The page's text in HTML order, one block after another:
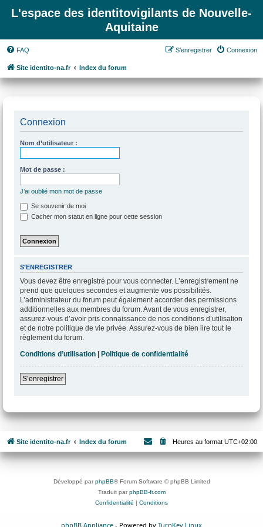
L'espace des identitovigilants de Nouvelle-
Aquitaine
FAQ Connexion
S’enregistrer
Site identito-na.fr Index du forum
Connexion
Nom d’utilisateur :
Mot de passe :
J’ai oublié mon mot de passe
Se souvenir de moi
Cacher mon statut en ligne pour cette session
S’ENREGISTRER
Vous devez être enregistré pour vous connecter. L’enregistrement ne
prend que quelques secondes et augmente vos possibilités.
L’administrateur du forum peut également accorder des permissions
additionnelles aux membres du forum. Avant de vous enregistrer,
assurez-vous d’avoir pris connaissance de nos conditions d’utilisation
et de notre politique de vie privée. Assurez-vous de bien lire tout le
règlement du forum.
Conditions d’utilisation | Politique de confidentialité
S’enregistrer
Site identito-na.fr Index du forum Heures au format UTC+02:00
Développé parphpBB® Forum Software © phpBB Limited
Traduit parphpBB-fr.com
Confidentialité | Conditions
phpBB Appliance - Powered by TurnKey Linux